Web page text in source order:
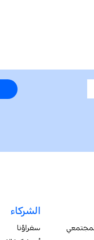
الشركاء
سفراؤنا